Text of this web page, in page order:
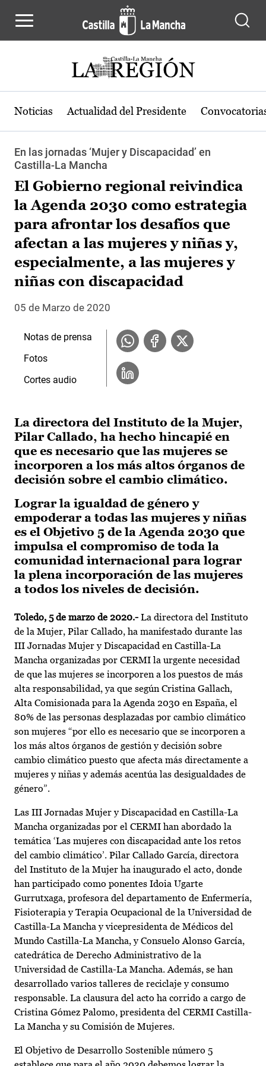
Noticias Actualidad del Presidente
En las jornadas ‘Mujer y Discapacidad’ en
Castilla-La Mancha
El Gobierno regional reivindica
la Agenda 2030 como estrategia
para afrontar los desafíos que
afectan a las mujeres y niñas y,
especialmente, a las mujeres y
niñas con discapacidad
05 de Marzo de 2020
La directora del Instituto de la Mujer,
Pilar Callado, ha hecho hincapié en
que es necesario que las mujeres se
incorporen a los más altos órganos de
decisión sobre el cambio climático.
Lograr la igualdad de género y
empoderar a todas las mujeres y niñas
es el Objetivo 5 de la Agenda 2030 que
impulsa el compromiso de toda la
comunidad internacional para lograr
la plena incorporación de las mujeres
a todos los niveles de decisión.
Toledo, 5 de marzo de 2020.- La directora del Instituto
de la Mujer, Pilar Callado, ha manifestado durante las
III Jornadas Mujer y Discapacidad en Castilla-La
Mancha organizadas por CERMI la urgente necesidad
de que las mujeres se incorporen a los puestos de más
alta responsabilidad, ya que según Cristina Gallach,
Alta Comisionada para la Agenda 2030 en España, el
80% de las personas desplazadas por cambio climático
son mujeres “por ello es necesario que se incorporen a
los más altos órganos de gestión y decisión sobre
cambio climático puesto que afecta más directamente a
mujeres y niñas y además acentúa las desigualdades de
género”.
Las III Jornadas Mujer y Discapacidad en Castilla-La
Mancha organizadas por el CERMI han abordado la
temática ‘Las mujeres con discapacidad ante los retos
del cambio climático’. Pilar Callado García, directora
del Instituto de la Mujer ha inaugurado el acto, donde
han participado como ponentes Idoia Ugarte
Gurrutxaga, profesora del departamento de Enfermería,
Fisioterapia y Terapia Ocupacional de la Universidad de
Castilla-La Mancha y vicepresidenta de Médicos del
Mundo Castilla-La Mancha, y Consuelo Alonso García,
catedrática de Derecho Administrativo de la
Universidad de Castilla-La Mancha. Además, se han
desarrollado varios talleres de reciclaje y consumo
responsable. La clausura del acto ha corrido a cargo de
Cristina Gómez Palomo, presidenta del CERMI Castilla-
La Mancha y su Comisión de Mujeres.
El Objetivo de Desarrollo Sostenible número 5
Notas de prensa
Fotos
Cortes audio